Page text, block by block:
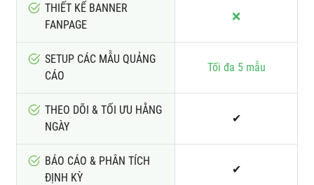
THIẾT KẾ BANNER
FANPAGE
❌
SETUP CÁC MẪU QUẢNG
CÁO
Tối đa 5 mẫu
THEO DÕI & TỐI ƯU HẰNG
NGÀY
✔
BÁO CÁO & PHÂN TÍCH
ĐỊNH KỲ
✔